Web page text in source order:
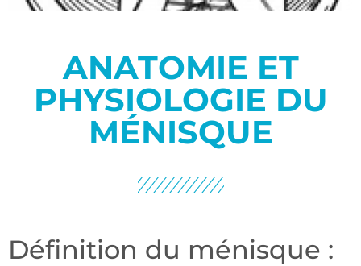
ANATOMIE ET
PHYSIOLOGIE DU
MÉNISQUE
Définition du ménisque :